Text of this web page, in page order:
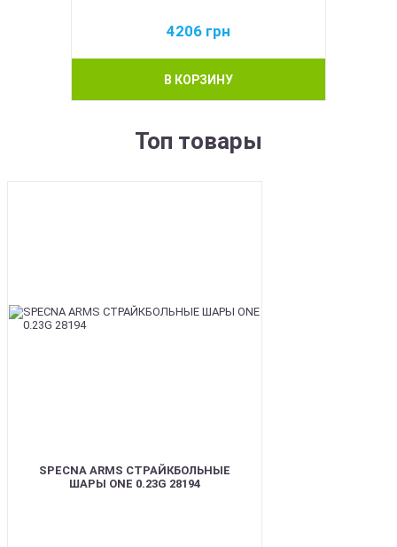
4206 грн
В КОРЗИНУ
Топ товары
SPECNA ARMS СТРАЙКБОЛЬНЫЕ
ШАРЫ ONE 0.23G 28194